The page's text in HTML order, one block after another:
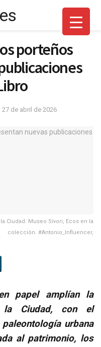
porteños
27 de abril de 2026
Ciudad. Museo Sívori, Ecos en la
colección. #Antonio_Influencer,
papel amplían la
la Ciudad, con el
urbana
al patrimonio, los